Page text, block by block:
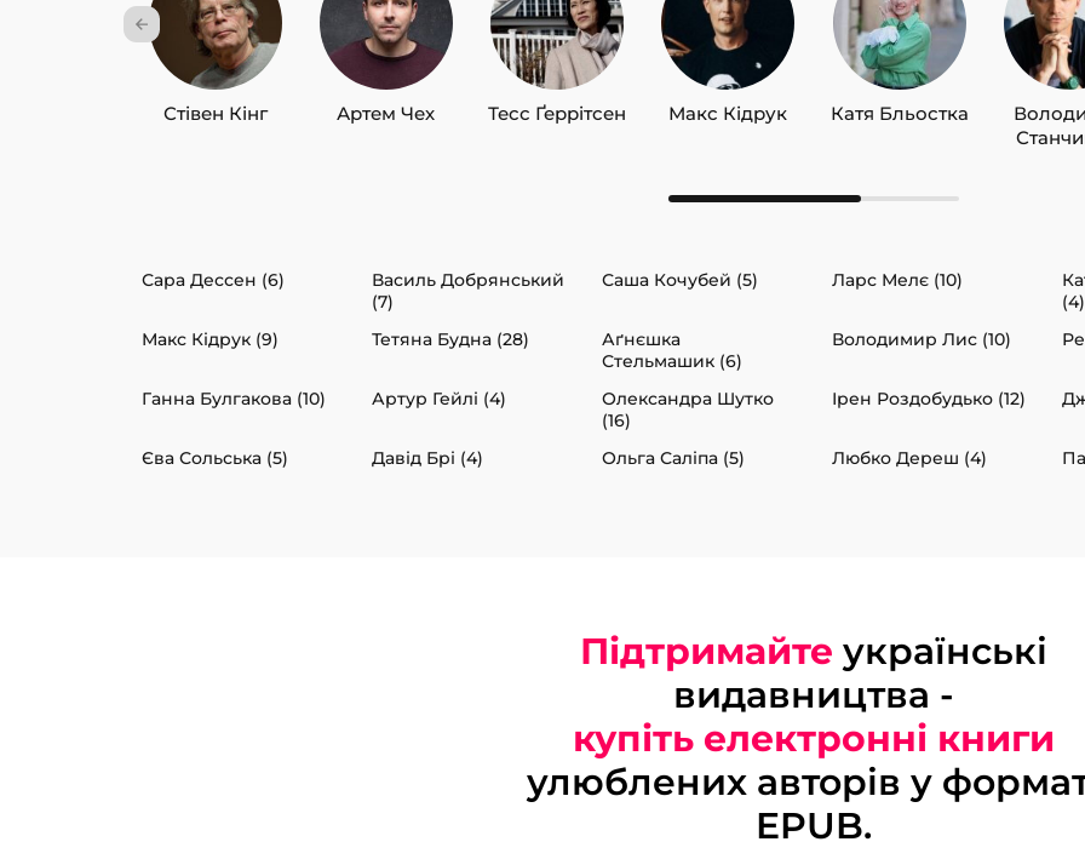
Стівен Кінг Артем Чех Тесс Ґеррітсен Макс Кідрук Катя Бльостка
Сара Дессен (6)
Василь Добрянський
(7)
Саша Кочубей (5) Ларс Мелє (10)
(4)
Макс Кідрук (9) Тетяна Будна (28)
Аґнєшка
Стельмашик (6)
Володимир Лис (10)
Ганна Булгакова (10)
Артур Гейлі (4)
Олександра Шутко
(16)
Ірен Роздобудько (12)
Єва Сольська (5) Давід Брі (4) Ольга Саліпа (5) Любко Дереш (4)
Підтримайте українські
видавництва -
купіть електронні книги
улюблених авторів у
EPUB.